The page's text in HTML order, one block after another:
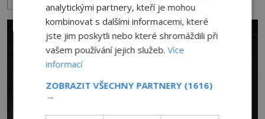
nejrůznějším testům a experimentům. Pomůže jim
to najít hledané odpovědi? Služeb takzvaných
proutkařů využívají li
analytickými partnery, kteří je mohou
kombinovat s dalšími informacemi, které
jste jim poskytli nebo které shromáždili při
vašem používání jejich služeb.Více
informací
ZOBRAZIT VŠECHNY PARTNERY (1616)
→